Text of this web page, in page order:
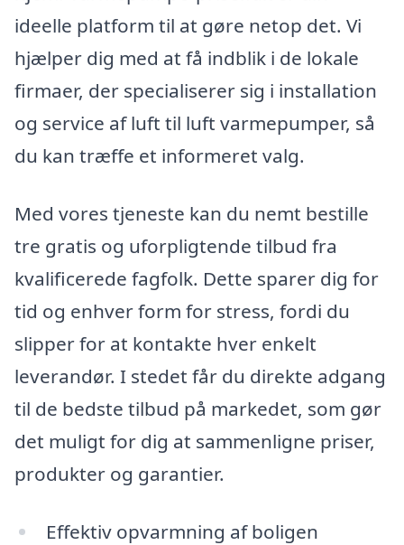
ideelle platform til at gøre netop det. Vi
hjælper dig med at få indblik i de lokale
firmaer, der specialiserer sig i installation
og service af luft til luft varmepumper, så
du kan træffe et informeret valg.
Med vores tjeneste kan du nemt bestille
tre gratis og uforpligtende tilbud fra
kvalificerede fagfolk. Dette sparer dig for
tid og enhver form for stress, fordi du
slipper for at kontakte hver enkelt
leverandør. I stedet får du direkte adgang
til de bedste tilbud på markedet, som gør
det muligt for dig at sammenligne priser,
produkter og garantier.
Effektiv opvarmning af boligen